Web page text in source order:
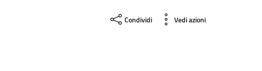
Condividi Vedi azioni